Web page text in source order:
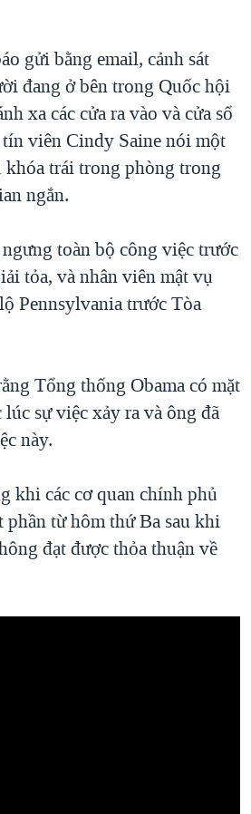
gửi bằng email, cảnh sát
đang ở bên trong Quốc hội
xa các cửa ra vào và cửa sổ
viên Cindy Saine nói một
khóa trái trong phòng trong
ngắn.
toàn bộ công việc trước
tỏa, và nhân viên mật vụ
Pennsylvania trước Tòa
Tổng thống Obama có mặt
sự việc xảy ra và ông đã
này.
khi các cơ quan chính phủ
phần từ hôm thứ Ba sau khi
đạt được thỏa thuận về